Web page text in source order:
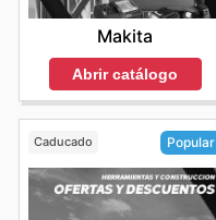
Makita
Abrir catálogo
Caducado Popular